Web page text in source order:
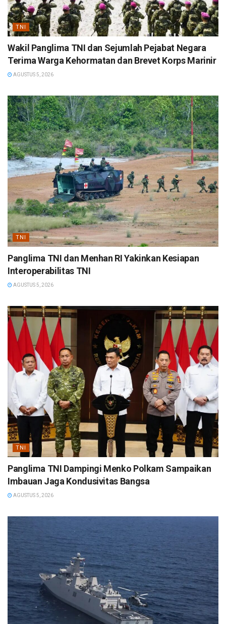
TNI
Wakil Panglima TNI dan Sejumlah Pejabat Negara
Terima Warga Kehormatan dan Brevet Korps Marinir
AGUSTUS 5, 2026
TNI
Panglima TNI dan Menhan RI Yakinkan Kesiapan
Interoperabilitas TNI
AGUSTUS 5, 2026
TNI
Panglima TNI Dampingi Menko Polkam Sampaikan
Imbauan Jaga Kondusivitas Bangsa
AGUSTUS 5, 2026